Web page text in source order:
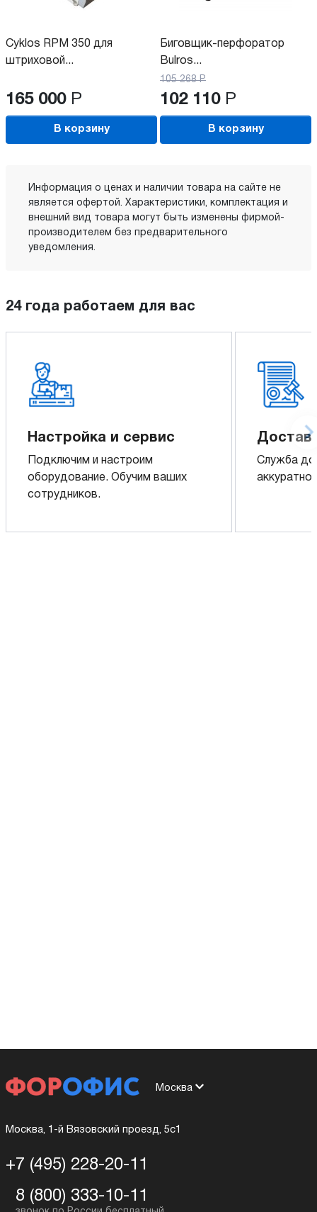
Cyklos RPM 350 для
штриховой...
165 000 Р
В корзину
Биговщик-перфоратор
Bulros...
105 268 Р
102 110 Р
В корзину
Информация о ценах и наличии товара на сайте не
является офертой. Характеристики, комплектация и
внешний вид товара могут быть изменены фирмой-
производителем без предварительного
уведомления.
24 года работаем для вас
Настройка и сервис
Подключим и настроим
оборудование. Обучим ваших
сотрудников.
Служба
аккуратно
Москва
Москва, 1-й Вязовский проезд, 5с1
+7 (495) 228-20-11
8 (800) 333-10-11